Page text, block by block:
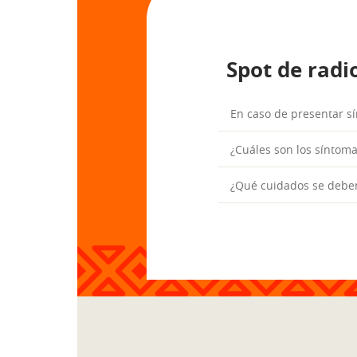
Spot de
En caso de presentar
¿Cuáles son los
¿Qué cuidados se